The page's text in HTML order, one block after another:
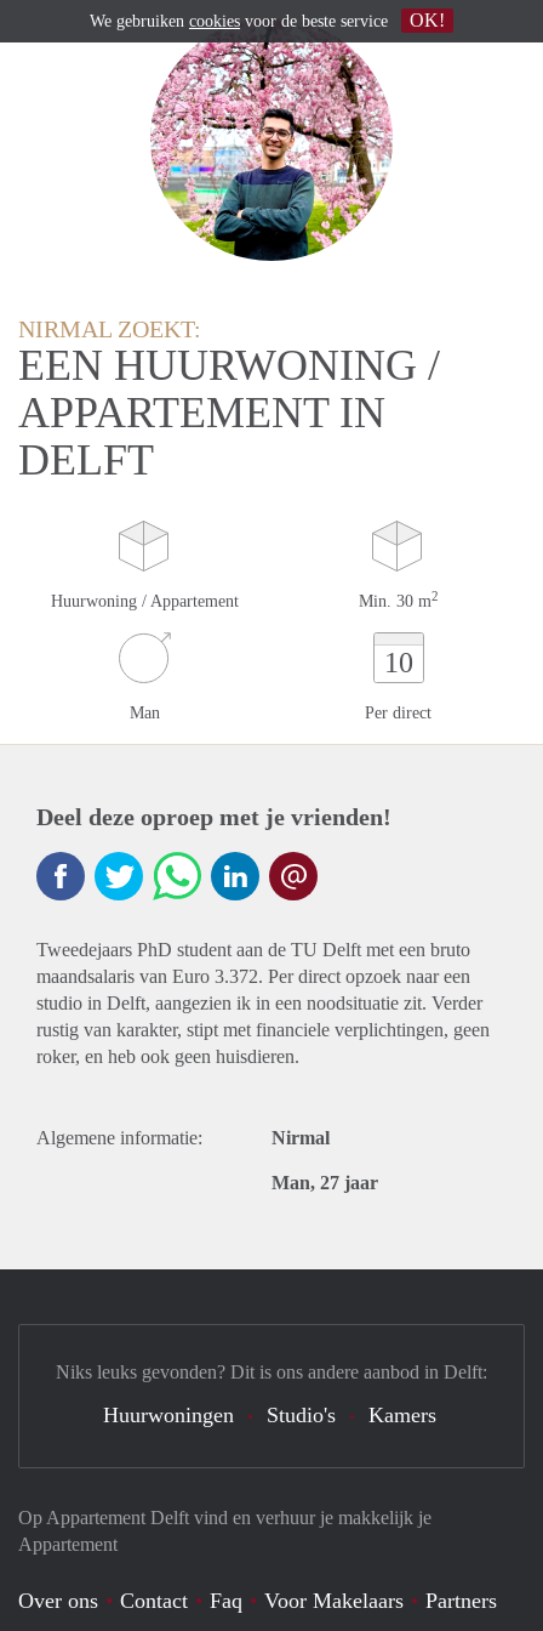
NIRMAL ZOEKT:
EEN HUURWONING /
APPARTEMENT IN
DELFT
Huurwoning / Appartement Min. 30 m2
Man
10
Per direct
Deel deze oproep met je vrienden!
Tweedejaars PhD student aan de TU Delft met een bruto
maandsalaris van Euro 3.372. Per direct opzoek naar een
studio in Delft, aangezien ik in een noodsituatie zit. Verder
rustig van karakter, stipt met financiele verplichtingen, geen
roker, en heb ook geen huisdieren.
Algemene informatie: Nirmal
Man, 27 jaar
Op Appartement Delft vind en verhuur je makkelijk je
Appartement
Over ons Contact Faq Voor Makelaars Partners
Niks leuks gevonden? Dit is ons andere aanbod in Delft:
Huurwoningen Studio's Kamers
We gebruiken cookies voor de beste service OK!